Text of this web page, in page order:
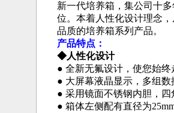
新一代培养箱，集公司十
位。本着人性化设计理念
品质的培养箱系列产品。
产品特点：
◆人性化设计
● 全新无氟设计，使您始
● 大屏幕液晶显示，多组
● 采用镜面不锈钢内胆，
● 箱体左侧配有直径为